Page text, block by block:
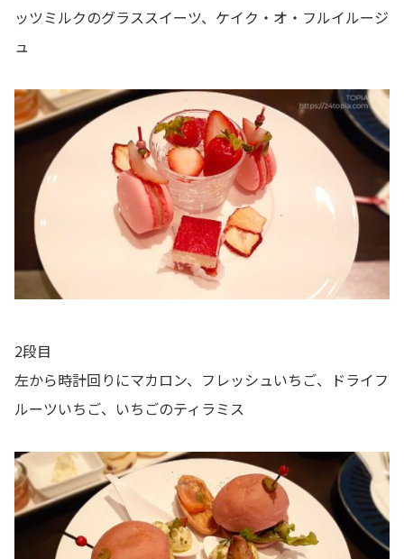
ッツミルクのグラススイーツ、ケイク・オ・フルイルージ
ュ
2段目
左から時計回りにマカロン、フレッシュいちご、ドライフ
ルーツいちご、いちごのティラミス